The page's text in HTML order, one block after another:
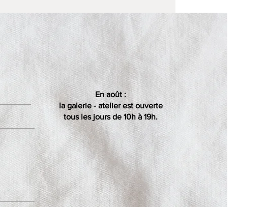
En août :
la galerie - atelier est ouverte
tous les jours de 10h à 19h.